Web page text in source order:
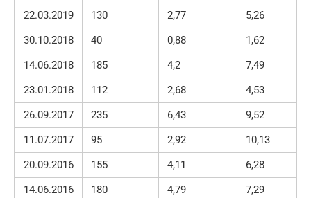
22.03.2019
130 2,77
5,26
30.10.2018
40 0,88
1,62
14.06.2018
185 4,2
7,49
23.01.2018
112 2,68
4,53
26.09.2017
235 6,43
9,52
11.07.2017
95 2,92
10,13
20.09.2016
155 4,11
6,28
14.06.2016
180 4,79
7,29